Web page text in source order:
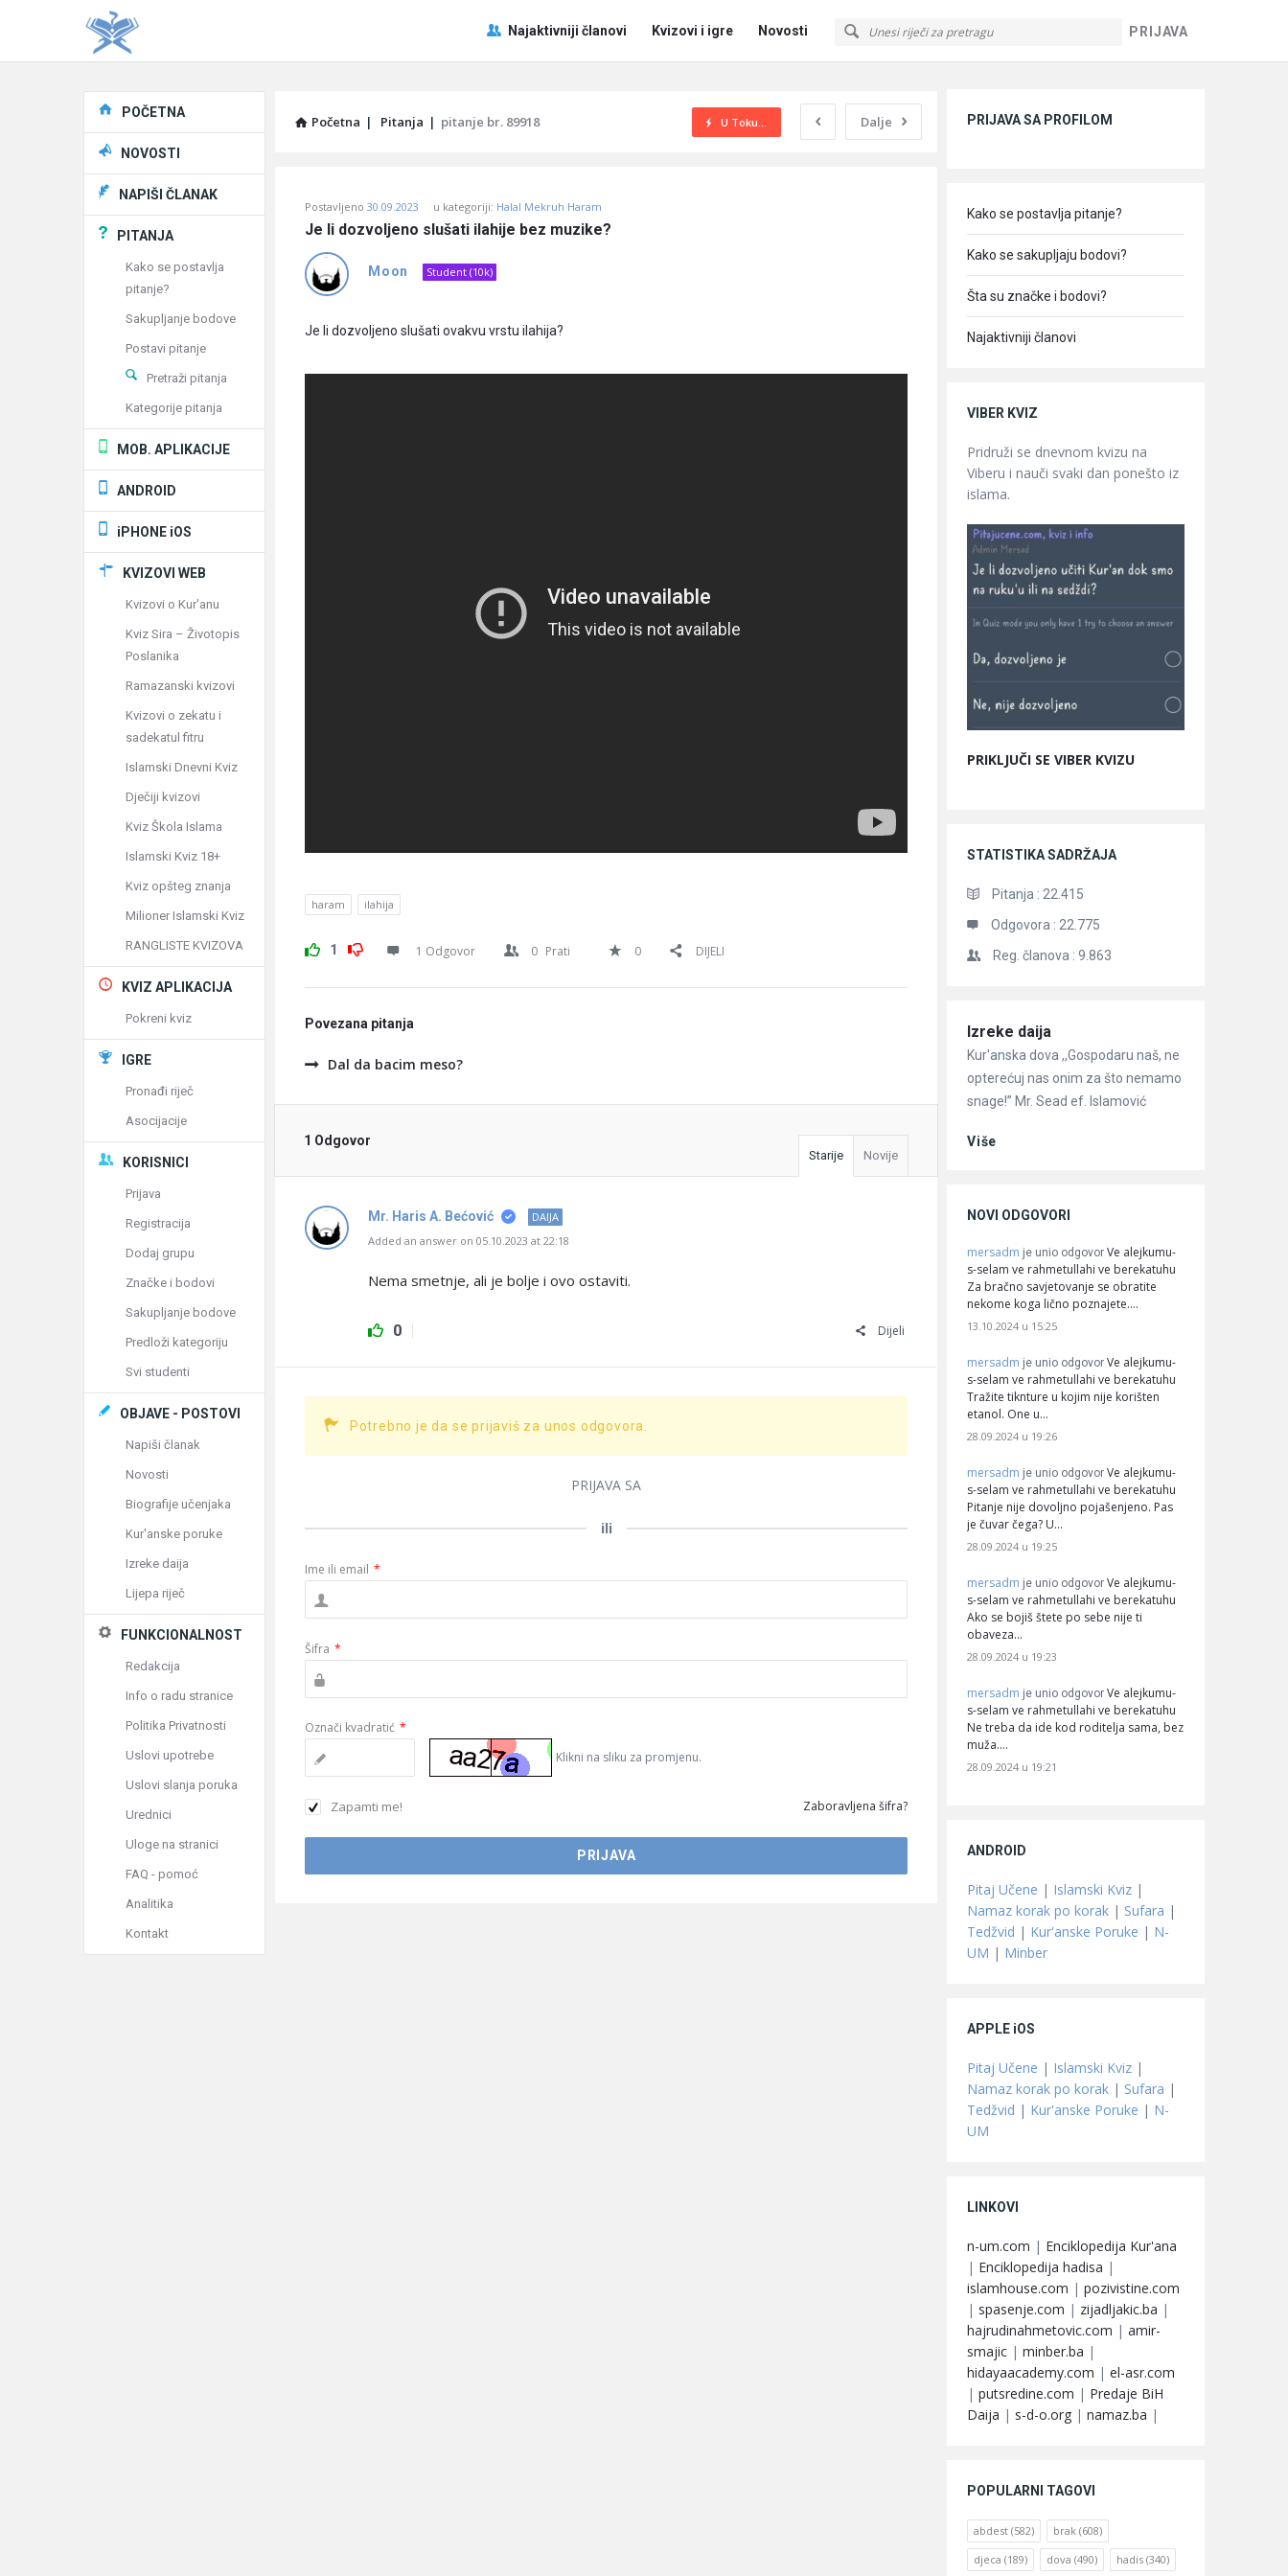
PRIJAVA
Pitaj
Učene
Navigacija
Najaktivniji članovi Kvizovi i igre Novosti
Početna | Pitanja | pitanje br. 89918 Dalje
U Toku...
Učene
Latest
Pitanja
Postavljeno 30.09.2023 u kategoriji: Halal Mekruh Haram
Je li dozvoljeno slušati ilahije bez muzike?
Moon Student (10k)
Je li dozvoljeno slušati ovakvu vrstu ilahija?
haram ilahija
1 1 Odgovor 0 Prati 0 DIJELI
Povezana pitanja
Dal da bacim meso?
1 Odgovor
Starije Novije
Mr. Haris A. Bećović
DAIJA
Added an answer on 05.10.2023 at 22:18
Nema smetnje, ali je bolje i ovo ostaviti.
0 Dijeli
Potrebno je da se prijaviš za unos odgovora.
PRIJAVA SA
ili
Ime ili email *
Šifra *
Označi kvadratić *
Klikni na sliku za promjenu.
Zapamti me! Zaboravljena šifra?
PRIJAVA SA PROFILOM
Kako se postavlja pitanje?
Kako se sakupljaju bodovi?
Šta su značke i bodovi?
Najaktivniji članovi
VIBER KVIZ
Pridruži se dnevnom kvizu na
Viberu i nauči svaki dan ponešto iz
islama.
PRIKLJUČI SE VIBER KVIZU
STATISTIKA SADRŽAJA
Pitanja : 22.415
Odgovora : 22.775
Reg. članova : 9.863
Članci
Izreke daija
Kur'anska dova ,,Gospodaru naš, ne
opterećuj nas onim za što nemamo
snage!” Mr. Sead ef. Islamović
Više
NOVI ODGOVORI
mersadm je unio odgovor Ve alejkumu-
s-selam ve rahmetullahi ve berekatuhu
Za bračno savjetovanje se obratite
nekome koga lično poznajete.…
13.10.2024 u 15:25
mersadm je unio odgovor Ve alejkumu-
s-selam ve rahmetullahi ve berekatuhu
Tražite tiknture u kojim nije korišten
etanol. One u…
28.09.2024 u 19:26
mersadm je unio odgovor Ve alejkumu-
s-selam ve rahmetullahi ve berekatuhu
Pitanje nije dovoljno pojašenjeno. Pas
je čuvar čega? U…
28.09.2024 u 19:25
mersadm je unio odgovor Ve alejkumu-
s-selam ve rahmetullahi ve berekatuhu
Ako se bojiš štete po sebe nije ti
obaveza…
28.09.2024 u 19:23
mersadm je unio odgovor Ve alejkumu-
s-selam ve rahmetullahi ve berekatuhu
Ne treba da ide kod roditelja sama, bez
muža.…
28.09.2024 u 19:21
ANDROID
Pitaj Učene | Islamski Kviz |
Namaz korak po korak | Sufara |
Tedžvid | Kur'anske Poruke | N-
UM | Minber
APPLE iOS
Pitaj Učene | Islamski Kviz |
Namaz korak po korak | Sufara |
Tedžvid | Kur'anske Poruke | N-
UM
LINKOVI
n-um.com | Enciklopedija Kur'ana
| Enciklopedija hadisa |
islamhouse.com | pozivistine.com
| spasenje.com | zijadljakic.ba |
hajrudinahmetovic.com | amir-
smajic | minber.ba |
hidayaacademy.com | el-asr.com
| putsredine.com | Predaje BiH
Daija | s-d-o.org | namaz.ba |
POPULARNI TAGOVI
abdest (582) brak (608)
djeca (189) dova (490) hadis (340)
Explore
POČETNA
NOVOSTI
NAPIŠI ČLANAK
PITANJA
Kako se postavlja
pitanje?
Sakupljanje bodove
Postavi pitanje
Pretraži pitanja
Kategorije pitanja
MOB. APLIKACIJE
ANDROID
iPHONE iOS
KVIZOVI WEB
Kvizovi o Kur'anu
Kviz Sira – Životopis
Poslanika
Ramazanski kvizovi
Kvizovi o zekatu i
sadekatul fitru
Islamski Dnevni Kviz
Dječiji kvizovi
Kviz Škola Islama
Islamski Kviz 18+
Kviz opšteg znanja
Milioner Islamski Kviz
RANGLISTE KVIZOVA
KVIZ APLIKACIJA
Pokreni kviz
IGRE
Pronađi riječ
Asocijacije
KORISNICI
Prijava
Registracija
Dodaj grupu
Značke i bodovi
Sakupljanje bodove
Predloži kategoriju
Svi studenti
OBJAVE - POSTOVI
Napiši članak
Novosti
Biografije učenjaka
Kur'anske poruke
Izreke daija
Lijepa riječ
FUNKCIONALNOST
Redakcija
Info o radu stranice
Politika Privatnosti
Uslovi upotrebe
Uslovi slanja poruka
Urednici
Uloge na stranici
FAQ - pomoć
Analitika
Kontakt